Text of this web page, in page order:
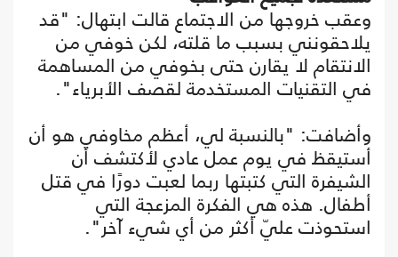
وعقب خروجها من الاجتماع قالت ابتهال: "قد
يلاحقونني بسبب ما قلته، لكن خوفي من
الانتقام لا يقارن حتى بخوفي من المساهمة
في التقنيات المستخدمة لقصف الأبرياء".
وأضافت: "بالنسبة لي، أعظم مخاوفي هو أن
أستيقظ في يوم عمل عادي لأكتشف أن
الشيفرة التي كتبتها ربما لعبت دورًا في قتل
أطفال. هذه هي الفكرة المزعجة التي
استحوذت عليّ أكثر من أي شيء آخر".